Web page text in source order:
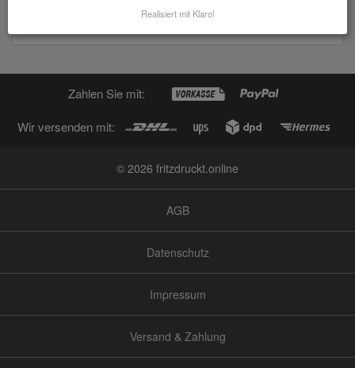
Zahlen Sie mit:
Wir versenden mit:
© 2026 fritzdruckt.online
AGB
Datenschutz
Impressum
Versand & Zahlung
Realisiert mit Klaro!